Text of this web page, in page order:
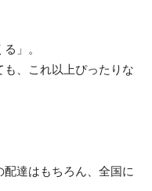
」。
、これ以上ぴったりな
達はもちろん、全国に